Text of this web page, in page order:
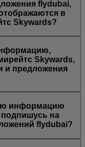
Skywards и/или
согласно
flydubai,
в
Skywards?
программы
вами имя не
записи Эмирейтс
Эмирейтс
Skywards,
и предложения
flydubai и
информацию
подпишусь на
flydubai?